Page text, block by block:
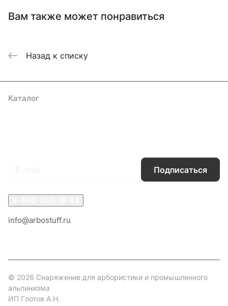
Вам также может понравиться
Назад к списку
Каталог
Подписаться
info@arbostuff.ru
© 2026 Снаряжение для арбористики и промышленного
альпинизма
ИП Глотов А.Н.